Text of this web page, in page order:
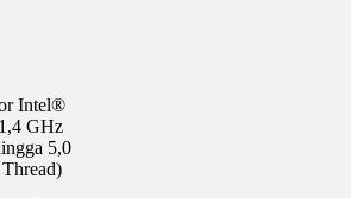
Intel®️
GHz
5,0